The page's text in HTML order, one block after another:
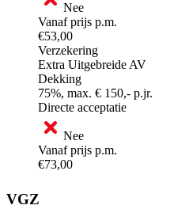
Nee
Vanaf prijs p.m.
€53,00
Verzekering
Extra Uitgebreide AV
Dekking
75%, max. € 150,- p.jr.
Directe acceptatie
Nee
Vanaf prijs p.m.
€73,00
VGZ